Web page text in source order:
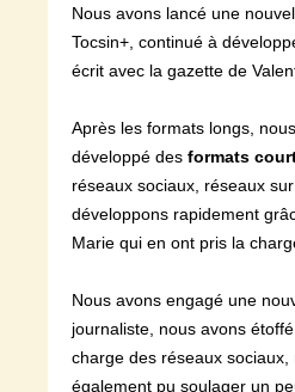
Nous avons lancé une
Tocsin+, continué à
écrit avec la gazette de
Après les formats longs,
développé des formats
réseaux sociaux, réseaux
développons rapidement
Marie qui en ont pris la
Nous avons engagé une
journaliste, nous avons étoffé
charge des réseaux sociaux,
également pu soulager un